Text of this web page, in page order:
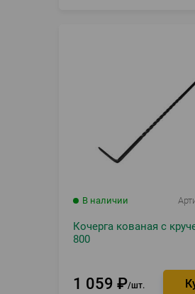
В наличии
Кочерга кованая с
800
1 059 ₽ шт.